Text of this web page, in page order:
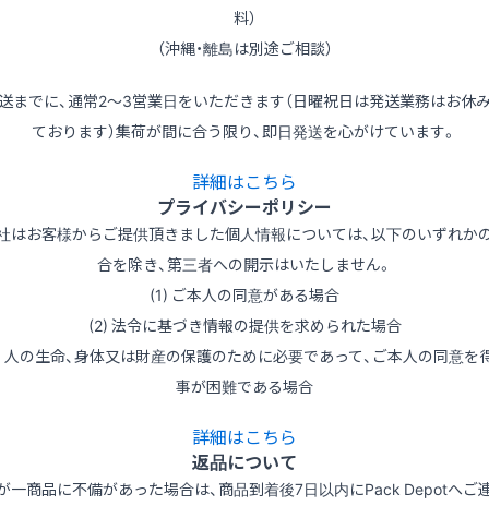
料）
（沖縄・離島は別途ご相談）
までに、通常2～3営業日をいただきます（日曜祝日は発送業務はお休
ております）集荷が間に合う限り、即日発送を心がけています。
詳細はこちら
プライバシーポリシー
はお客様からご提供頂きました個人情報については、以下のいずれか
合を除き、第三者への開示はいたしません。
(1) ご本人の同意がある場合
(2) 法令に基づき情報の提供を求められた場合
の生命、身体又は財産の保護のために必要であって、ご本人の同意を
事が困難である場合
詳細はこちら
返品について
一商品に不備があった場合は、商品到着後7日以内にPack Depotへご